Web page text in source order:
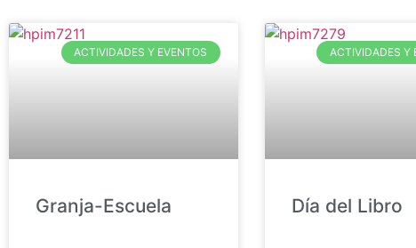
ACTIVIDADES Y EVENTOS
Granja-Escuela
ACTIVIDADES Y
Día del Libro